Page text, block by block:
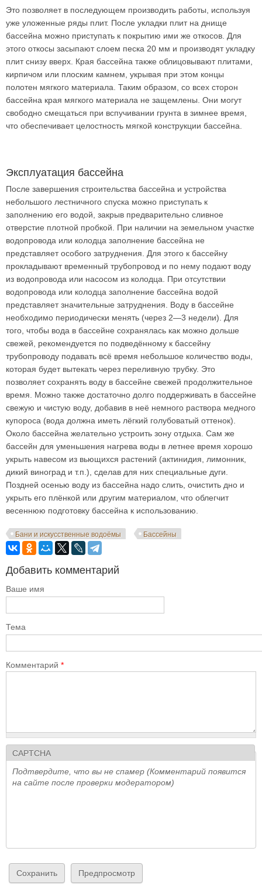
Это позволяет в последующем производить работы, используя
уже уложенные ряды плит. После укладки плит на днище
бассейна можно приступать к покрытию ими же откосов. Для
этого откосы засыпают слоем песка 20 мм и производят укладку
плит снизу вверх. Края бассейна также облицовывают плитами,
кирпичом или плоским камнем, укрывая при этом концы
полотен мягкого материала. Таким образом, со всех сторон
бассейна края мягкого материала не защемлены. Они могут
свободно смещаться при вспучивании грунта в зимнее время,
что обеспечивает целостность мягкой конструкции бассейна.
Эксплуатация бассейна
После завершения строительства бассейна и устройства
небольшого лестничного спуска можно приступать к
заполнению его водой, закрыв предварительно сливное
отверстие плотной пробкой. При наличии на земельном участке
водопровода или колодца заполнение бассейна не
представляет особого затруднения. Для этого к бассейну
прокладывают временный трубопровод и по нему подают воду
из водопровода или насосом из колодца. При отсутствии
водопровода или колодца заполнение бассейна водой
представляет значительные затруднения. Воду в бассейне
необходимо периодически менять (через 2—3 недели). Для
того, чтобы вода в бассейне сохранялась как можно дольше
свежей, рекомендуется по подведённому к бассейну
трубопроводу подавать всё время небольшое количество воды,
которая будет вытекать через переливную трубку. Это
позволяет сохранять воду в бассейне свежей продолжительное
время. Можно также достаточно долго поддерживать в бассейне
свежую и чистую воду, добавив в неё немного раствора медного
купороса (вода должна иметь лёгкий голубоватый оттенок).
Около бассейна желательно устроить зону отдыха. Сам же
бассейн для уменьшения нагрева воды в летнее время хорошо
укрыть навесом из вьющихся растений (актинидия, лимонник,
дикий виноград и т.п.), сделав для них специальные дуги.
Поздней осенью воду из бассейна надо слить, очистить дно и
укрыть его плёнкой или другим материалом, что облегчит
весеннюю подготовку бассейна к использованию.
Бани и искусственные водоёмы Бассейны
Добавить комментарий
Ваше имя
Тема
Комментарий *
CAPTCHA
Подтвердите, что вы не спамер (Комментарий появится
на сайте после проверки модератором)